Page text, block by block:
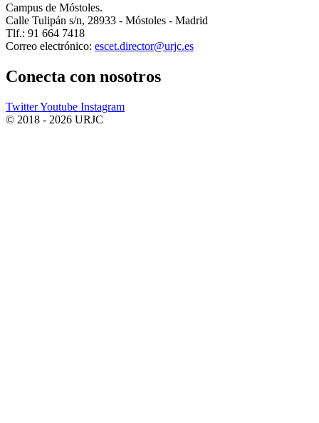
Campus de Móstoles.
Calle Tulipán s/n, 28933 - Móstoles - Madrid
Tlf.: 91 664 7418
Correo electrónico: escet.director@urjc.es
Conecta con nosotros
TwitterYoutube Instagram
© 2018 - 2026 URJC